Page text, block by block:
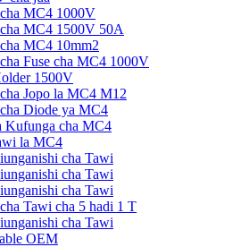
MC4 1000V
MC4 1500V 50A
MC4 10mm2
Fuse cha MC4 1000V
1500V
Jopo la MC4 M12
Diode ya MC4
Kufunga cha MC4
la MC4
cha Tawi
cha Tawi
cha Tawi
Tawi cha 5 hadi 1 T
cha Tawi
OEM